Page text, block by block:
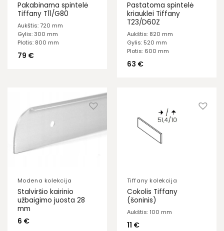
Pakabinama spintelė
Tiffany T11/G80
Aukštis: 720 mm
Gylis: 300 mm
Plotis: 800 mm
79 €
Pastatoma spintelė
kriauklei Tiffany
T23/D60Z
Aukštis: 820 mm
Gylis: 520 mm
Plotis: 600 mm
63 €
Modena kolekcija
Stalviršio kairinio
užbaigimo juosta 28
mm
6 €
Tiffany kolekcija
Cokolis Tiffany
(šoninis)
Aukštis: 100 mm
11 €